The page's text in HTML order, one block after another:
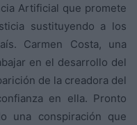
Artificial que promete
sustituyendo a los
Carmen Costa, una
en el desarrollo del
de la creadora del
en ella. Pronto
una conspiración que